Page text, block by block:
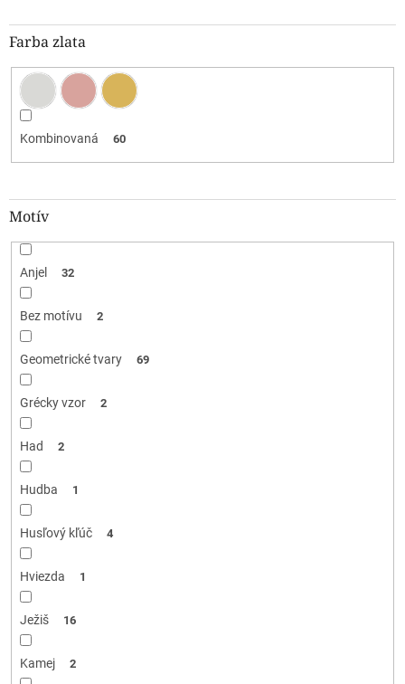
Farba zlata
Kombinovaná 60
Motív
Anjel 32
Bez motívu 2
Geometrické tvary 69
Grécky vzor 2
Had 2
Hudba 1
Husľový kľúč 4
Hviezda 1
Ježiš 16
Kamej 2